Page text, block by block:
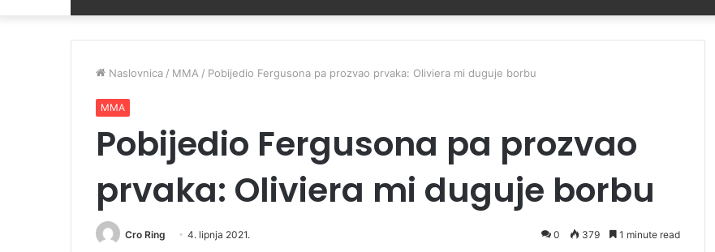
Naslovnica / MMA / Pobijedio Fergusona pa prozvao prvaka: Oliviera mi duguje borbu
MMA
Pobijedio Fergusona pa prozvao
prvaka: Oliviera mi duguje borbu
Cro Ring 4. lipnja 2021. 0 379 1 minute read